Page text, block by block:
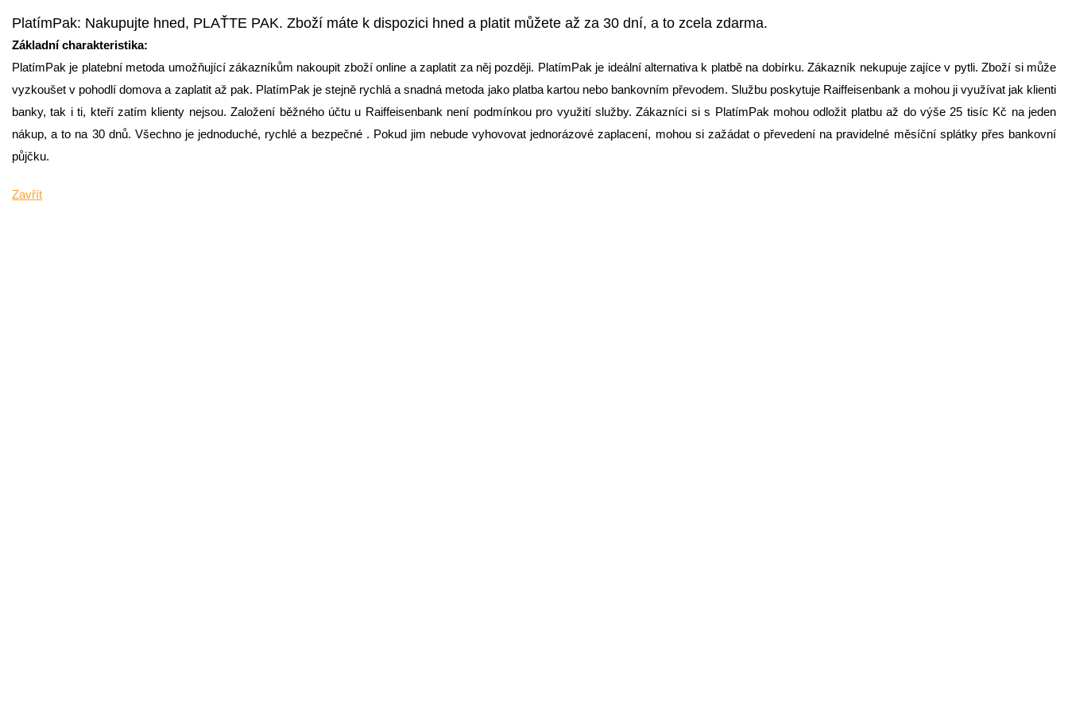
PlatímPak: Nakupujte hned, PLAŤTE PAK. Zboží máte k dispozici hned a platit můžete až za 30 dní, a to zcela zdarma.
Základní charakteristika:
PlatímPak je platební metoda umožňující zákazníkům nakoupit zboží online a zaplatit za něj později. PlatímPak je ideální alternativa k platbě na dobírku. Zákazník nekupuje zajíce v pytli. Zboží si může
vyzkoušet v pohodlí domova a zaplatit až pak. PlatímPak je stejně rychlá a snadná metoda jako platba kartou nebo bankovním převodem. Službu poskytuje Raiffeisenbank a mohou ji využívat jak klienti
banky, tak i ti, kteří zatím klienty nejsou. Založení běžného účtu u Raiffeisenbank není podmínkou pro využití služby. Zákazníci si s PlatímPak mohou odložit platbu až do výše 25 tisíc Kč na jeden
nákup, a to na 30 dnů. Všechno je jednoduché, rychlé a bezpečné . Pokud jim nebude vyhovovat jednorázové zaplacení, mohou si zažádat o převedení na pravidelné měsíční splátky přes bankovní
půjčku.
Zavřít